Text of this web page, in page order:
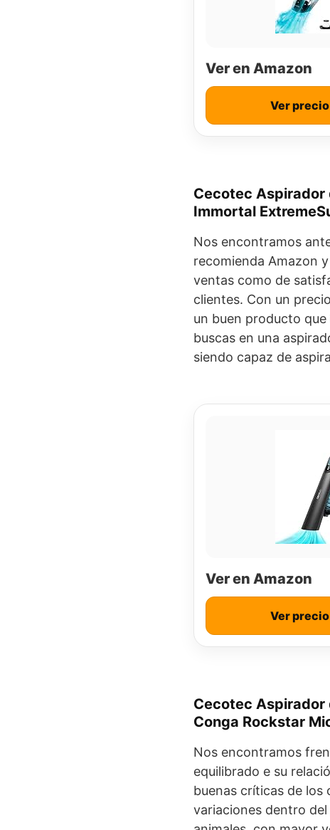
Ver en Amazon
Ver
Cecotec Aspirador
Immortal
Nos encontramos
recomienda Amazon
ventas como de
clientes. Con un
un buen producto
buscas en una
siendo capaz de
Ver en Amazon
Ver
Cecotec Aspirador
Conga Rockstar
Nos encontramos
equilibrado e su
buenas críticas de los
variaciones dentro